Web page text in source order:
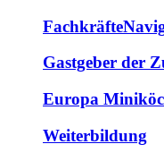
Gastgeber der
Europa
Weiterbildung